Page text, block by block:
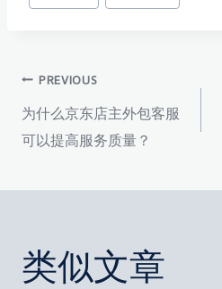
章
文
章
导
航
PREVIOUS
为什么京东店主外包客服
可以提高服务质量？
类似文章